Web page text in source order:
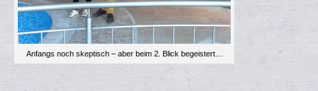
Anfangs noch skeptisch – aber beim 2. Blick begeistert…